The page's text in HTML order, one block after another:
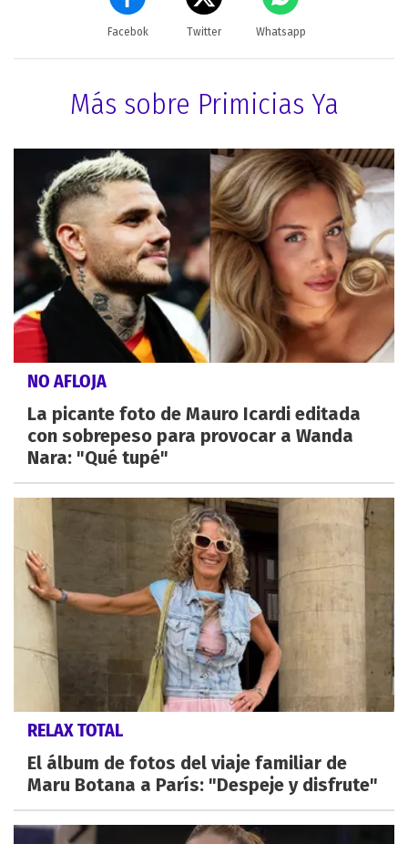
Facebok Twitter Whatsapp
Más sobre Primicias Ya
NO AFLOJA
La picante foto de Mauro Icardi editada
con sobrepeso para provocar a Wanda
Nara: "Qué tupé"
RELAX TOTAL
El álbum de fotos del viaje familiar de
Maru Botana a París: "Despeje y disfrute"